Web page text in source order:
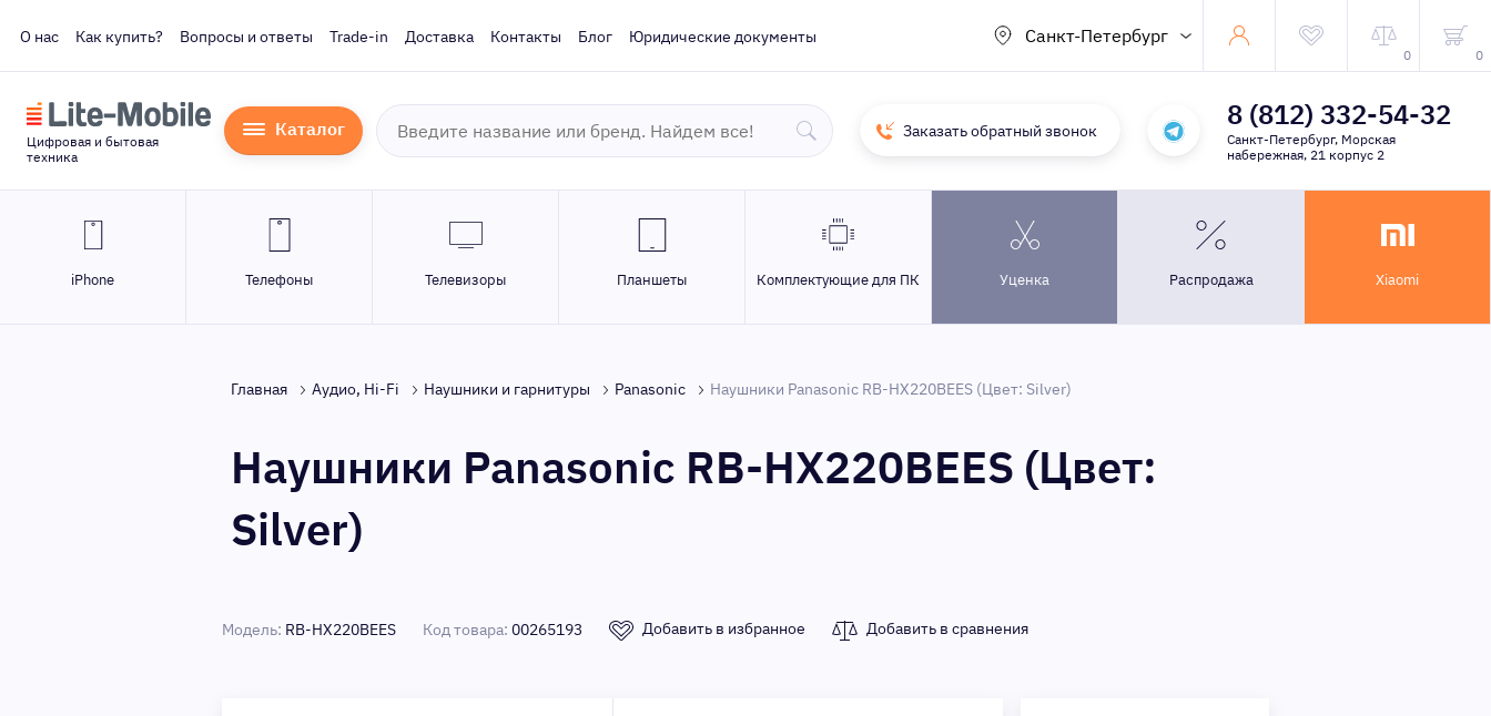
О нас Как купить? Вопросы и ответы Trade-in Доставка Контакты Блог Юридические документы Санкт-Петербург
0 0
Цифровая и бытовая
техника
Каталог Заказать обратный звонок 8 (812) 332-54-32
Санкт-Петербург, Морская
набережная, 21 корпус 2
iPhone Телефоны Телевизоры Планшеты Комплектующие для ПК Уценка Распродажа Xiaomi
Главная Аудио, Hi-Fi Наушники и гарнитуры Panasonic Наушники Panasonic RB-HX220BEES (Цвет: Silver)
Наушники Panasonic RB-HX220BEES (Цвет:
Silver)
Модель: RB-HX220BEES Код товара: 00265193 Добавить в избранное Добавить в сравнения